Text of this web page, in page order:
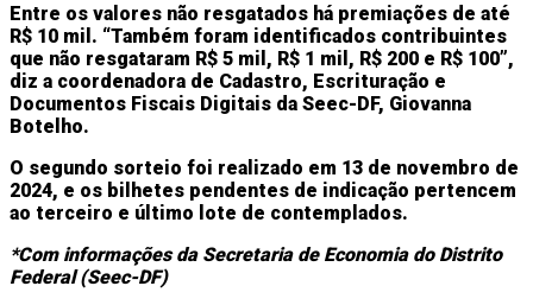
Entre os valores não resgatados há premiações de até
R$ 10 mil. “Também foram identificados contribuintes
que não resgataram R$ 5 mil, R$ 1 mil, R$ 200 e R$ 100”,
diz a coordenadora de Cadastro, Escrituração e
Documentos Fiscais Digitais da Seec-DF, Giovanna
Botelho.
O segundo sorteio foi realizado em 13 de novembro de
2024, e os bilhetes pendentes de indicação pertencem
ao terceiro e último lote de contemplados.
*Com informações da Secretaria de Economia do Distrito
Federal (Seec-DF)